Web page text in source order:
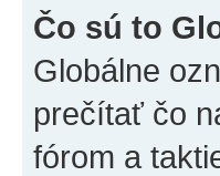
Čo sú to
Globálne
prečítať čo
fórom a